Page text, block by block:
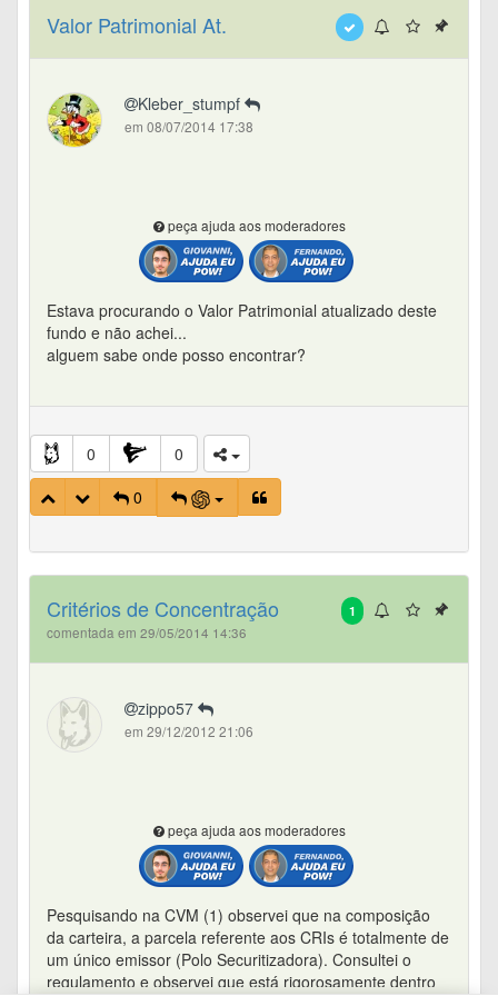
questao.
MOBILIARIOS S.A.
Valor Patrimonial At.
Kleber_stumpf
em 08/07/2014 17:38
peça ajuda aos moderadores
Estava procurando o Valor Patrimonial atualizado deste
fundo e não achei...
alguem sabe onde posso encontrar?
0
0
0
1
Critérios de Concentração
comentada em 29/05/2014 14:36
zippo57
em 29/12/2012 21:06
peça ajuda aos moderadores
Pesquisando na CVM (1) observei que na composição
da carteira, a parcela referente aos CRIs é totalmente de
um único emissor (Polo Securitizadora). Consultei o
regulamento e observei que está rigorosamente dentro